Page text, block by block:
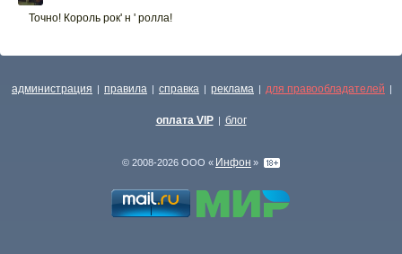
Точно! Король рок' н ' ролла!
администрация | правила | справка | реклама | для правообладателей |
оплата VIP | блог
© 2008-2026 ООО « Инфон »